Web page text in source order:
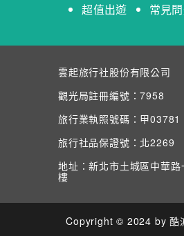
超值出遊
常見
雲起旅行社股份有限公司
觀光局註冊編號：7958
旅行業執照號碼：甲03781
旅行社品保證號：北2269
地址：新北市土城區中華
樓
Copyright © 2024 by 酷